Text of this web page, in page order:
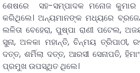
ଶେଷରେ ସହ-ସମ୍ପାଦକ ମନୋଜ କୁମାର
କରିଥିଲେ। ଅନ୍ୟମାନଙ୍କ ମଧ୍ୟରେ
ଲଳିତା ବେହେରା, ପୁଷ୍ପା ରାଣୀ ପଟେଲ,
ସୁନା, ଅଳକା ମହାନ୍ତି, ଚିନ୍ମୟ ତ୍ରିପାଠୀ,
ଦତ୍ତ, ଶର୍ମିଲା ଦତ୍ତ, ଆରସୀ ସେନାପତି,
ପ୍ରମୁଖ ଉପସ୍ଥିତ ଥିଲେ।